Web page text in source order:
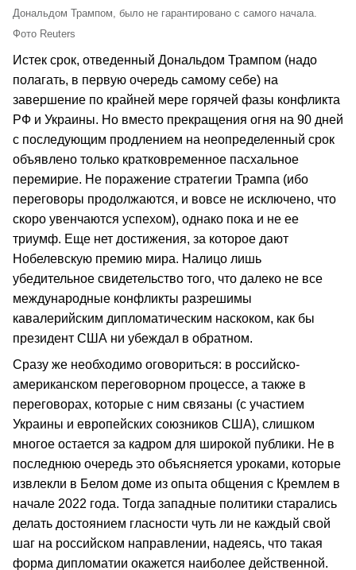
Дональдом Трампом, было не гарантировано с самого начала.
Фото Reuters
Истек срок, отведенный Дональдом Трампом (надо
полагать, в первую очередь самому себе) на
завершение по крайней мере горячей фазы конфликта
РФ и Украины. Но вместо прекращения огня на 90 дней
с последующим продлением на неопределенный срок
объявлено только кратковременное пасхальное
перемирие. Не поражение стратегии Трампа (ибо
переговоры продолжаются, и вовсе не исключено, что
скоро увенчаются успехом), однако пока и не ее
триумф. Еще нет достижения, за которое дают
Нобелевскую премию мира. Налицо лишь
убедительное свидетельство того, что далеко не все
международные конфликты разрешимы
кавалерийским дипломатическим наскоком, как бы
президент США ни убеждал в обратном.
Сразу же необходимо оговориться: в российско-
американском переговорном процессе, а также в
переговорах, которые с ним связаны (с участием
Украины и европейских союзников США), слишком
многое остается за кадром для широкой публики. Не в
последнюю очередь это объясняется уроками, которые
извлекли в Белом доме из опыта общения с Кремлем в
начале 2022 года. Тогда западные политики старались
делать достоянием гласности чуть ли не каждый свой
шаг на российском направлении, надеясь, что такая
форма дипломатии окажется наиболее действенной.